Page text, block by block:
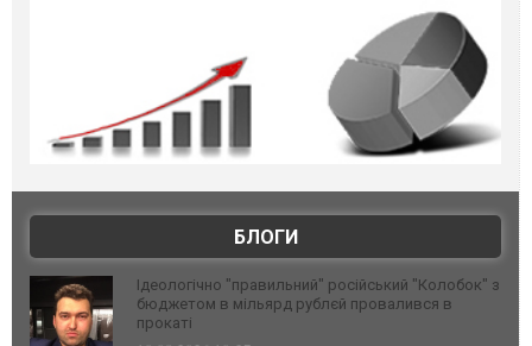
БЛОГИ
Ідеологічно "правильний" російський "Колобок" з
бюджетом в мільярд рублєй провалився в
прокаті